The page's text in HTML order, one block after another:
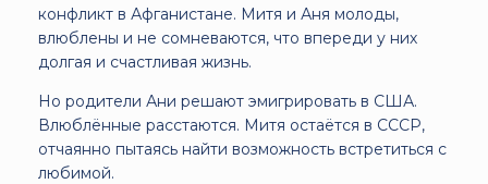
конфликт в Афганистане. Митя и Аня молоды,
влюблены и не сомневаются, что впереди у них
долгая и счастливая жизнь.
Но родители Ани решают эмигрировать в США.
Влюблённые расстаются. Митя остаётся в СССР,
отчаянно пытаясь найти возможность встретиться с
любимой.